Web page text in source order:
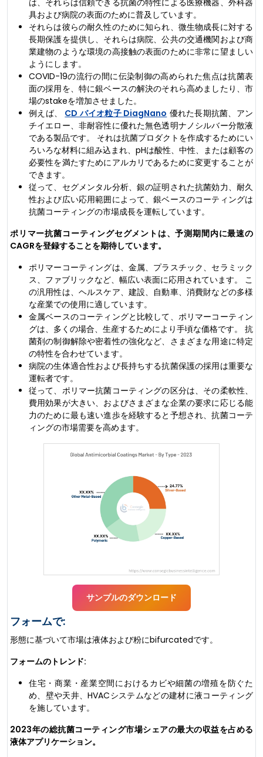
具および病院の表面のために普及しています。
それらは彼らの耐久性のために知られ、微生物成長に対する
長期保護を提供し、それらは病院、公共の交通機関および商
業建物のような環境の高接触の表面のために非常に望ましい
ようにします。
COVID-19の流行の間に伝染制御の高められた焦点は抗菌表
面の採用を、特に銀ベースの解決のそれら高めましたり、市
場のstakeを増加させました。
例えば、 CD バイオ粒子 DiagNano 優れた長期抗菌、アン
チイエロー、非耐容性に優れた無色透明ナノシルバー分散液
である製品です。 それは抗菌プロダクトを作成するためにい
ろいろな材料に組み込まれ、pHは酸性、中性、または顧客の
必要性を満たすためにアルカリであるために変更することが
できます。
従って、セグメンタル分析、銀の証明された抗菌効力、耐久
性および広い応用範囲によって、銀ベースのコーティングは
抗菌コーティングの市場成長を運転しています。
ポリマー抗菌コーティングセグメントは、予測期間内に最速の
CAGRを登録することを期待しています。
ポリマーコーティングは、金属、プラスチック、セラミック
ス、ファブリックなど、幅広い表面に応用されています。 こ
の汎用性は、ヘルスケア、建設、自動車、消費財などの多様
な産業での使用に適しています。
金属ベースのコーティングと比較して、ポリマーコーティン
グは、多くの場合、生産するためにより手頃な価格です。 抗
菌剤の制御解除や密着性の強化など、さまざまな用途に特定
の特性を合わせています。
病院の生体適合性および長持ちする抗菌保護の採用は重要な
運転者です。
従って、ポリマー抗菌コーティングの区分は、その柔軟性、
費用効果が大きい、およびさまざまな企業の要求に応じる能
力のために最も速い進歩を経験すると予想され、抗菌コーテ
ィングの市場需要を高めます。
サンプルのダウンロード
フォームで:
形態に基づいて市場は液体および粉にbifurcatedです。
フォームのトレンド:
住宅・商業・産業空間におけるカビや細菌の増殖を防ぐた
め、壁や天井、HVACシステムなどの建材に液コーティング
を施しています。
2023年の総抗菌コーティング市場シェアの最大の収益を占める
液体アプリケーション。